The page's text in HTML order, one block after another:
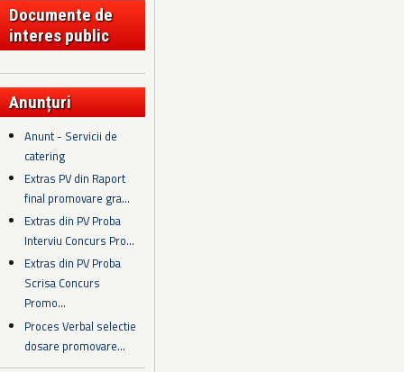
Documente de
interes public
Anunțuri
Anunt - Servicii de
catering
Extras PV din Raport
final promovare gra...
Extras din PV Proba
Interviu Concurs Pro...
Extras din PV Proba
Scrisa Concurs
Promo...
Proces Verbal selectie
dosare promovare...